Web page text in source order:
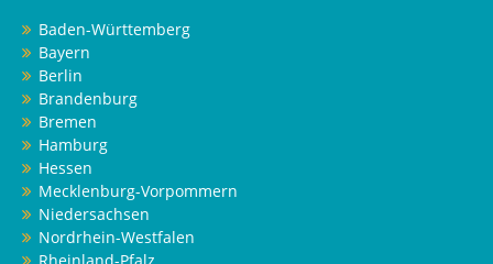
Baden-Württemberg
Bayern
Berlin
Brandenburg
Bremen
Hamburg
Hessen
Mecklenburg-Vorpommern
Niedersachsen
Nordrhein-Westfalen